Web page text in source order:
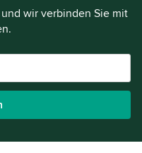
wir verbinden Sie mit